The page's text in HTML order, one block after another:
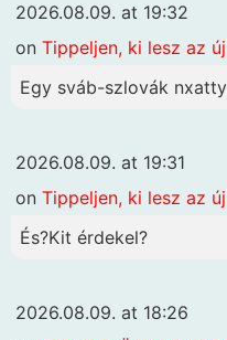
2026.08.09. at 19:32
on Tippeljen, ki lesz az
Egy sváb-szlovák
2026.08.09. at 19:31
on Tippeljen, ki lesz az
És?Kit érdekel?
2026.08.09. at 18:26